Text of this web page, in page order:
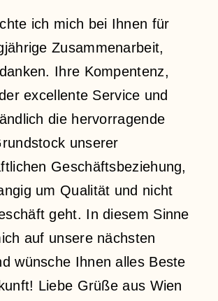
ich mich bei Ihnen für
Zusammenarbeit,
Ihre Kompentenz,
excellente Service und
die hervorragende
unserer
Geschäftsbeziehung,
um Qualität und nicht
geht. In diesem Sinne
auf unsere nächsten
wünsche Ihnen alles Beste
Liebe Grüße aus Wien